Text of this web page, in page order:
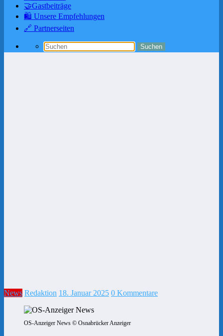
🤝Gastbeiträge
🛍️ Unsere Empfehlungen
🔗 Partnerseiten
News Redaktion 18. Januar 2025 0 Kommentare
OS-Anzeiger News © Osnabrücker Anzeiger